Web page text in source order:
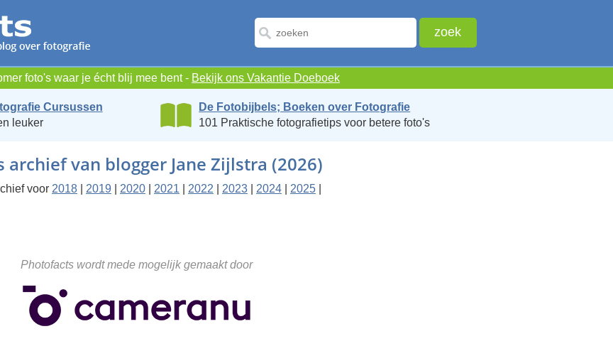
foto's waar je écht blij mee bent - Bekijk ons Vakantie Doeboek
Cursussen
leuker
De Fotobijbels; Boeken over Fotografie
101 Praktische fotografietips voor betere foto's
archief van blogger Jane Zijlstra (2026)
voor 2018 2019 2020 2021 2022 2023 2024 2025
Photofacts wordt mede mogelijk gemaakt door